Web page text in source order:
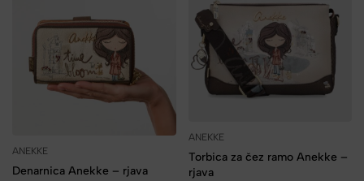
ANEKKE
Denarnica Anekke – rjava
ANEKKE
Torbica za čez ramo Anekke –
rjava